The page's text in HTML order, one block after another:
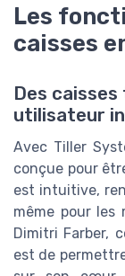
Les
caisses
Des
utilisateur
Avec Tiller
conçue pour
est intuitive,
même pour les
Dimitri Farber,
est de